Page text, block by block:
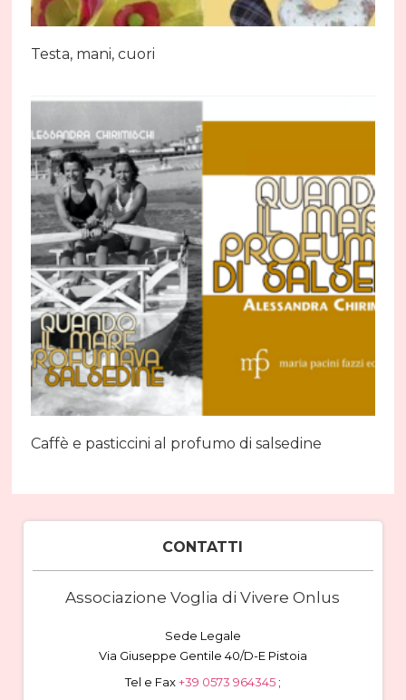
Testa, mani, cuori
Caffè e pasticcini al profumo di salsedine
CONTATTI
Associazione Voglia di Vivere Onlus
Sede Legale
Via Giuseppe Gentile 40/D-E Pistoia
Tel e Fax+39 0573 964345 ;